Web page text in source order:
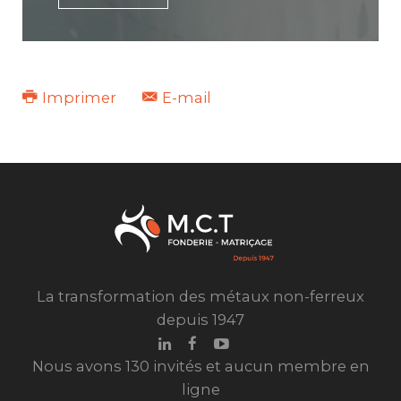
Imprimer E-mail
La transformation des métaux non-ferreux
depuis 1947
Nous avons 130 invités et aucun membre en
ligne